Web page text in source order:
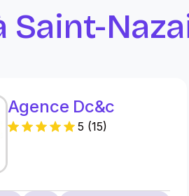
Saint-
Agence Dc&c
5 (15)